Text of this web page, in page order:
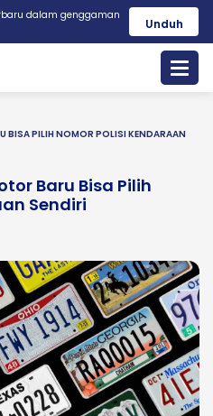
dalam genggaman
Unduh
BISA PILIH NOMOR POLISI KENDARAAN
Baru Bisa Pilih
Sendiri